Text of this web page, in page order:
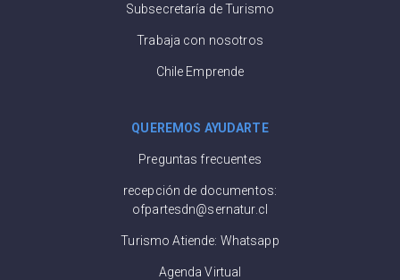
Subsecretaría de Turismo
Trabaja con nosotros
Chile Emprende
QUEREMOS AYUDARTE
Preguntas frecuentes
recepción de documentos:
ofpartesdn@sernatur.cl
Turismo Atiende: Whatsapp
Agenda Virtual